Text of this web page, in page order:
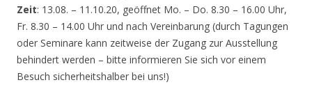
Zeit: 13.08. – 11.10.20, geöffnet Mo. – Do. 8.30 – 16.00 Uhr,
Fr. 8.30 – 14.00 Uhr und nach Vereinbarung (durch Tagungen
oder Seminare kann zeitweise der Zugang zur Ausstellung
behindert werden – bitte informieren Sie sich vor einem
Besuch sicherheitshalber bei uns!)